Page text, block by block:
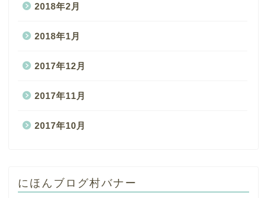
2018年2月
2018年1月
2017年12月
2017年11月
2017年10月
にほんブログ村バナー